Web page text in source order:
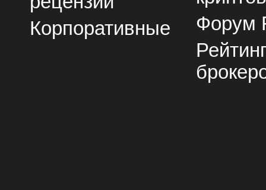
Корпоративные
Форум